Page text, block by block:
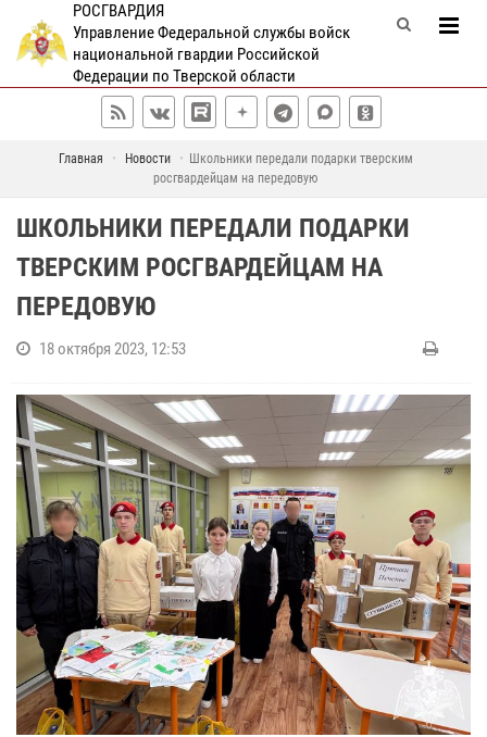
РОСГВАРДИЯ
Управление Федеральной службы войск
национальной гвардии Российской
Федерации по Тверской области
Главная Новости
Школьники передали подарки тверским
росгвардейцам на передовую
ШКОЛЬНИКИ ПЕРЕДАЛИ ПОДАРКИ
ТВЕРСКИМ РОСГВАРДЕЙЦАМ НА
ПЕРЕДОВУЮ
18 октября 2023, 12:53